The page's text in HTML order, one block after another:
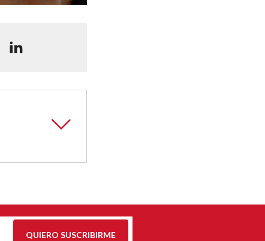
QUIERO SUSCRIBIRME